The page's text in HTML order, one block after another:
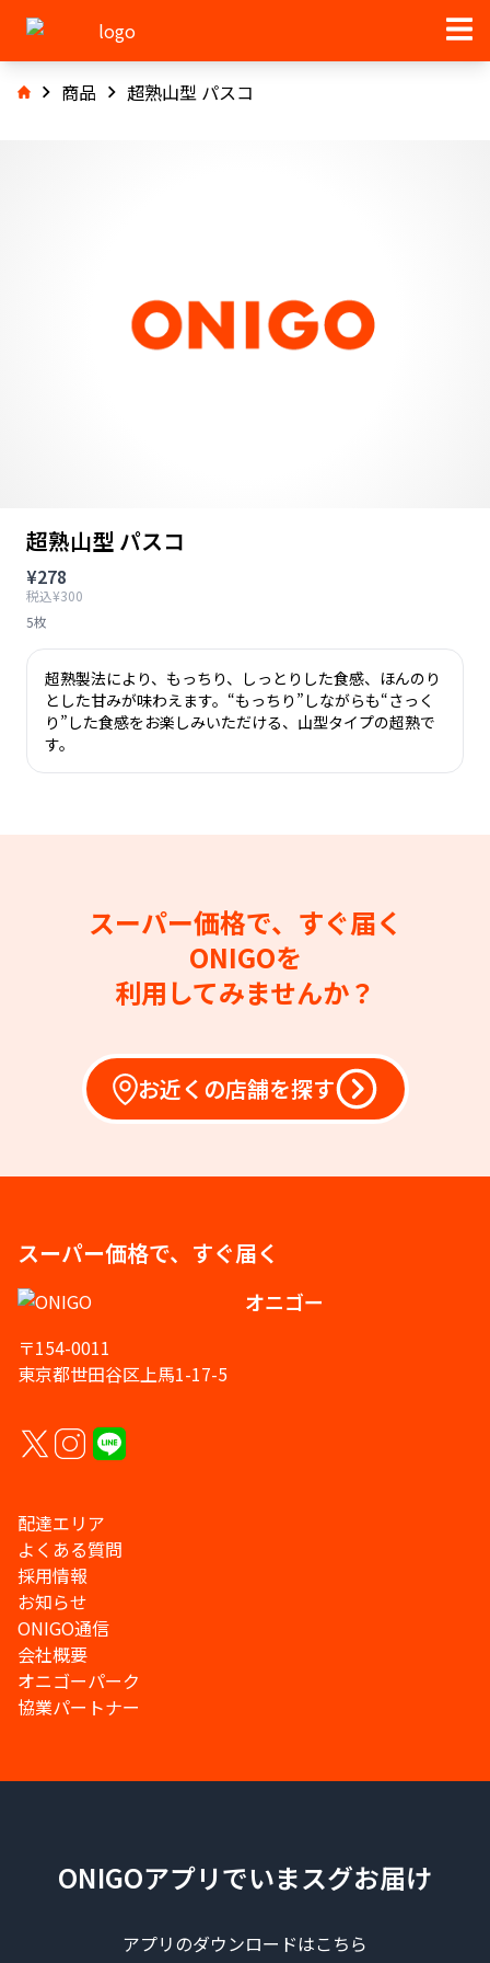
商品 超熟山型 パスコ
超熟山型 パスコ
¥278
税込¥300
5枚
超熟製法により、もっちり、しっとりした食感、ほんのり
とした甘みが味わえます。“もっちり”しながらも“さっく
り”した食感をお楽しみいただける、山型タイプの超熟で
す。
スーパー価格で、すぐ届く
ONIGOを
利用してみませんか？
お近くの店舗を探す
スーパー価格で、すぐ届く
オニゴー
〒154-0011
東京都世田谷区上馬1-17-5
配達エリア
よくある質問
採用情報
お知らせ
ONIGO通信
会社概要
オニゴーパーク
協業パートナー
ONIGOアプリでいまスグお届け
アプリのダウンロードはこちら